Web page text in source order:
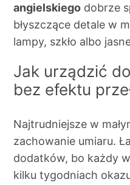
angielskiego dobrze
błyszczące detale w
lampy, szkło albo
Jak urządzić
bez efektu
Najtrudniejsze w
zachowanie umiaru.
dodatków, bo każdy
kilku tygodniach